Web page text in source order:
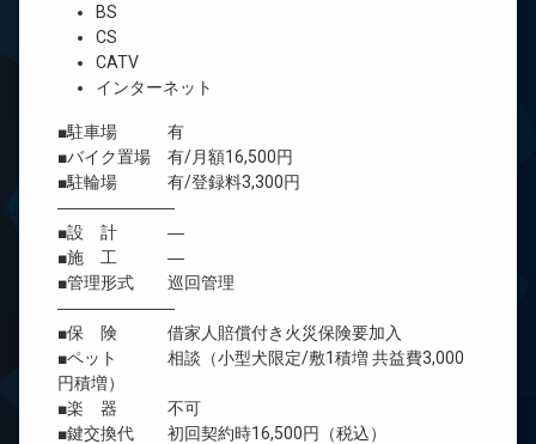
BS
CS
CATV
インターネット
■駐車場 有
■バイク置場 有/月額16,500円
■駐輪場 有/登録料3,300円
―――――――
■設 計 ―
■施 工 ―
■管理形式 巡回管理
―――――――
■保 険 借家人賠償付き火災保険要加入
■ペット 相談（小型犬限定/敷1積増 共益費3,000
円積増）
■楽 器 不可
■鍵交換代 初回契約時16,500円（税込）